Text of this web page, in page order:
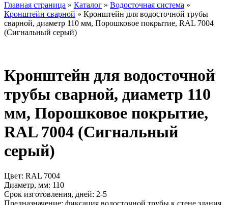
Главная страница » Каталог » Водосточная система »
Кронштейн сварной » Кронштейн для водосточной трубы
сварной, диаметр 110 мм, Порошковое покрытие, RAL 7004
(Сигнальный серый)
Кронштейн для водосточной
трубы сварной, диаметр 110
мм, Порошковое покрытие,
RAL 7004 (Сигнальный
серый)
Цвет: RAL 7004
Диаметр, мм: 110
Срок изготовления, дней: 2-5
Предназначение: фиксация водосточной трубы к стене здания